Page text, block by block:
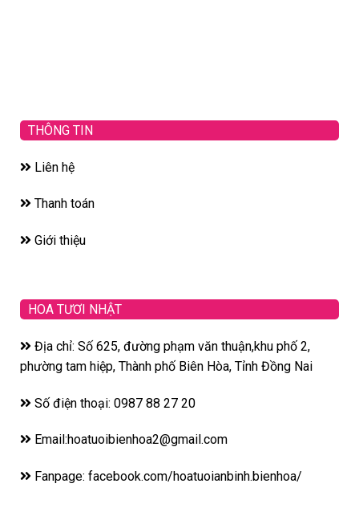
THÔNG TIN
Liên hệ
Thanh toán
Giới thiệu
HOA TƯƠI NHẬT
Địa chỉ: Số 625, đường phạm văn thuận,khu phố 2,
phường tam hiệp, Thành phố Biên Hòa, Tỉnh Đồng Nai
Số điện thoại: 0987 88 27 20
Email:hoatuoibienhoa2@gmail.com
Fanpage: facebook.com/hoatuoianbinh.bienhoa/